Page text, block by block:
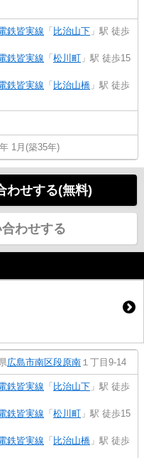
鉄皆実線 「 比治山下 」駅 徒歩
鉄皆実線 「 松川町 」駅 徒歩15
鉄皆実線 「 比治山橋 」駅 徒歩
1月(築35年)
わせする(無料)
わせする
広島市南区段原南 １丁目9-14
鉄皆実線 「 比治山下 」駅 徒歩
鉄皆実線 「 松川町 」駅 徒歩15
鉄皆実線 「 比治山橋 」駅 徒歩